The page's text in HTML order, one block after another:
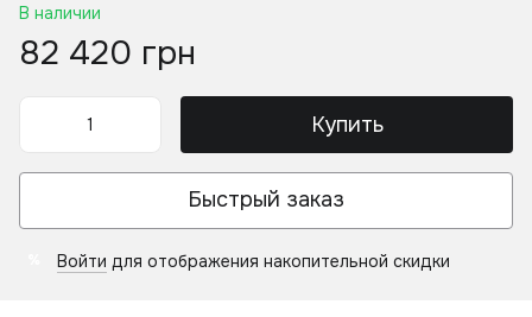
В наличии
82 420 грн
Купить
Быстрый заказ
Войти для отображения накопительной скидки